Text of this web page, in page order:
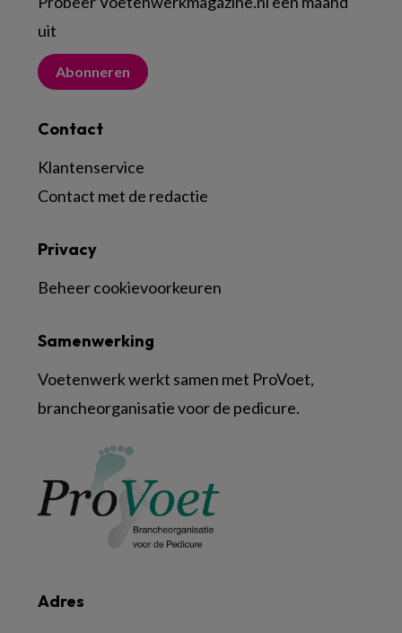
uit
Abonneren
Contact
Klantenservice
Contact met de redactie
Adres
Samenwerking
Voetenwerk werkt samen met ProVoet,
brancheorganisatie voor de pedicure.
Privacy
Beheer cookievoorkeuren